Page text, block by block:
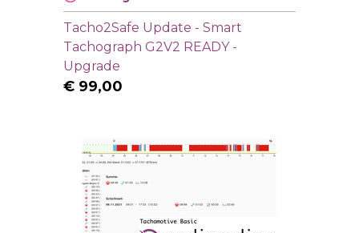
Tacho2Safe Update - Smart
Tachograph G2V2 READY -
Upgrade
€ 99,00